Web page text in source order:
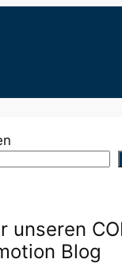
unseren
Blog